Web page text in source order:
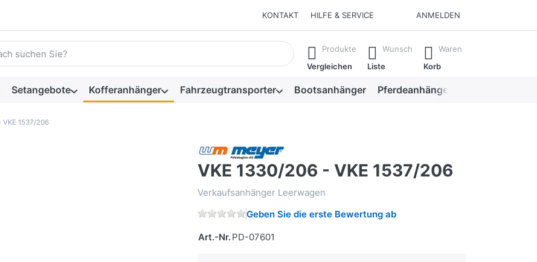
KONTAKT HILFE & SERVICE ANMELDEN
Suchbegriff ein. Während Sie tippen, erscheinen automatisch erste Ergebnisse. Drücken Sie die Eingabetaste, um alle
Produkte
Vergleichen
Wunsch
Liste
Waren
Korb
Setangebote Kofferanhänger Fahrzeugtransporter Bootsanhänger Pferdeanhänger
VKE 1537/206
VKE 1330/206 - VKE 1537/206
Verkaufsanhänger Leerwagen
Geben Sie die erste Bewertung ab
Art.-Nr.PD-07601